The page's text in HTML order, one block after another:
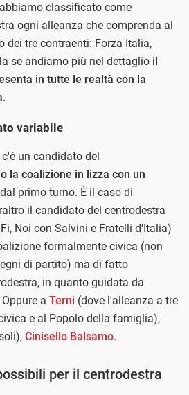
classificato come
ogni alleanza che comprenda al
dei tre contraenti: Forza Italia,
se andiamo più nel dettaglio il
in tutte le realtà con la
.
variabile
un candidato del
la coalizione in lizza con un
primo turno. È il caso di
il candidato del centrodestra
Noi con Salvini e Fratelli d'Italia)
formalmente civica (non
di partito) ma di fatto
in quanto guidata da
a Terni (dove l'alleanza a tre
e al Popolo della famiglia),
Cinisello Balsamo.
per il centrodestra